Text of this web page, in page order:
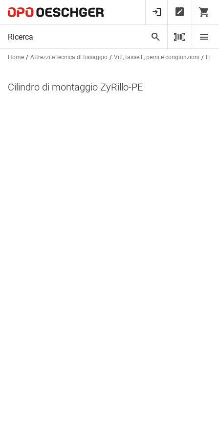
Home Attrezzi e tecnica di fissaggio Viti, tasselli, perni e congiunzioni
Cilindro di montaggio ZyRillo-PE